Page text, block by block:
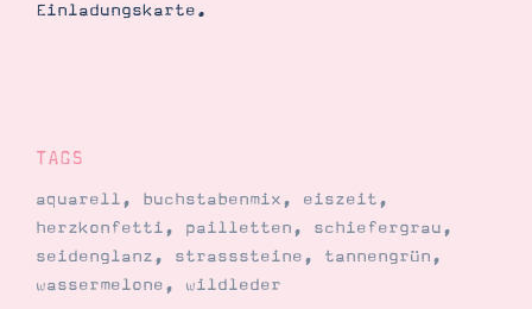
Einladungskarte.
TAGS
aquarell, buchstabenmix, eiszeit,
herzkonfetti, pailletten, schiefergrau,
seidenglanz, strasssteine, tannengrün,
wassermelone, wildleder